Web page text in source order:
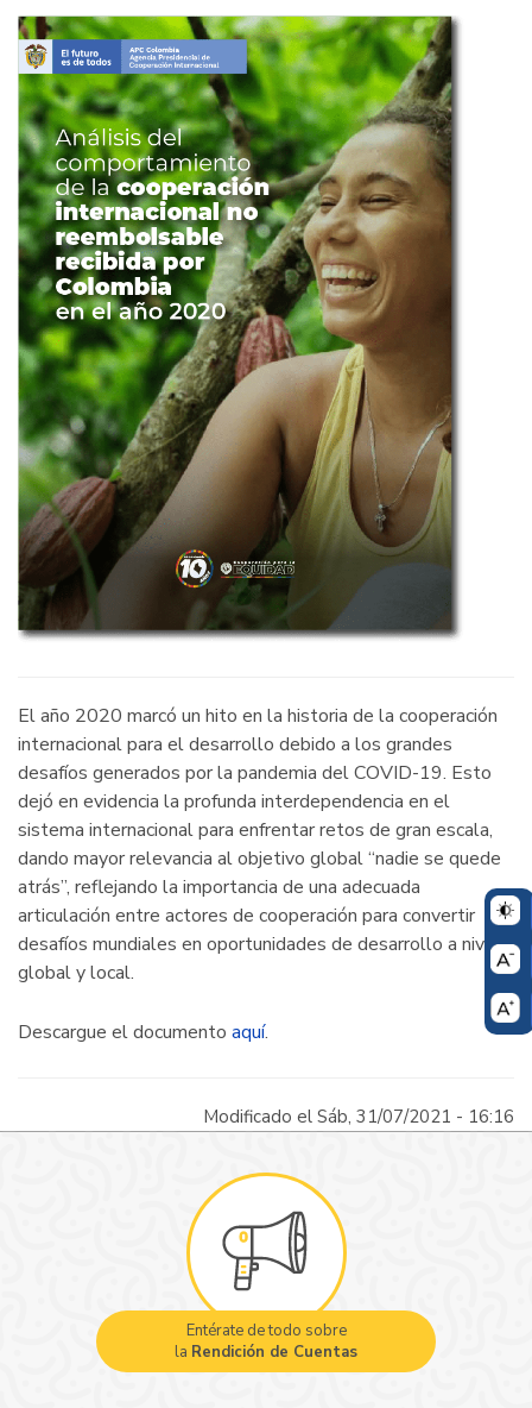
El año 2020 marcó un hito en la historia de la cooperación
internacional para el desarrollo debido a los grandes
desafíos generados por la pandemia del COVID-19. Esto
dejó en evidencia la profunda interdependencia en el
sistema internacional para enfrentar retos de gran escala,
dando mayor relevancia al objetivo global “nadie se quede
atrás”, reflejando la importancia de una adecuada
articulación entre actores de cooperación para convertir
desafíos mundiales en oportunidades de desarrollo a nivel
global y local.
Descargue el documento aquí.
Modificado el Sáb, 31/07/2021 - 16:16
Entérate de todo sobre
la Rendición de Cuentas